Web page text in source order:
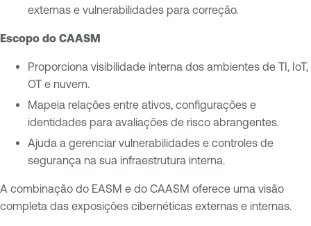
externas e vulnerabilidades para correção.
Escopo do CAASM
Proporciona visibilidade interna dos ambientes de TI, IoT,
OT e nuvem.
Mapeia relações entre ativos, configurações e
identidades para avaliações de risco abrangentes.
Ajuda a gerenciar vulnerabilidades e controles de
segurança na sua infraestrutura interna.
A combinação do EASM e do CAASM oferece uma visão
completa das exposições cibernéticas externas e internas.